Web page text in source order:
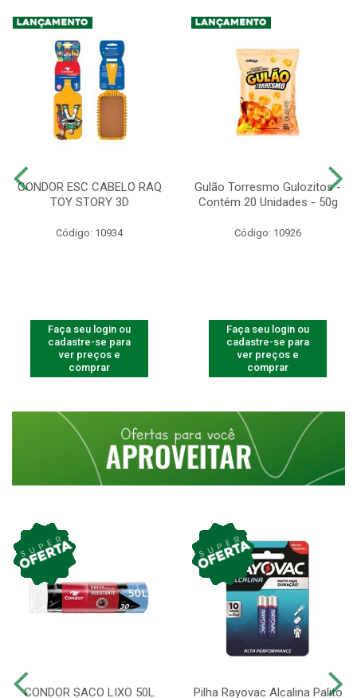
CONDOR ESC CABELO RAQ
TOY STORY 3D
Código: 10934
Faça seu login ou
cadastre-se para
ver preços e
comprar
Gulão Torresmo Gulozitos -
Contém 20 Unidades - 50g
Código: 10926
Faça seu login ou
cadastre-se para
ver preços e
comprar
CONDOR SACO LIXO 50L
Pilha Rayovac Alcalina Palito